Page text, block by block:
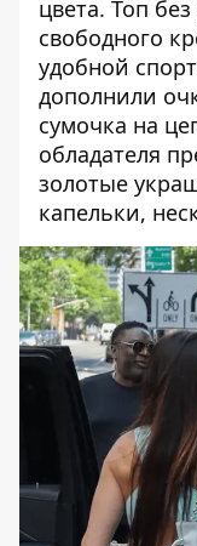
цвета. Топ
свободного
удобной
дополнили
сумочка на
обладателя
золотые
капельки,